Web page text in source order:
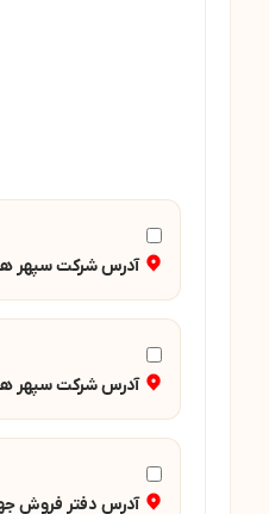
آدرس شرکت سپهر
آدرس شرکت سپهر
آدرس دفتر فروش